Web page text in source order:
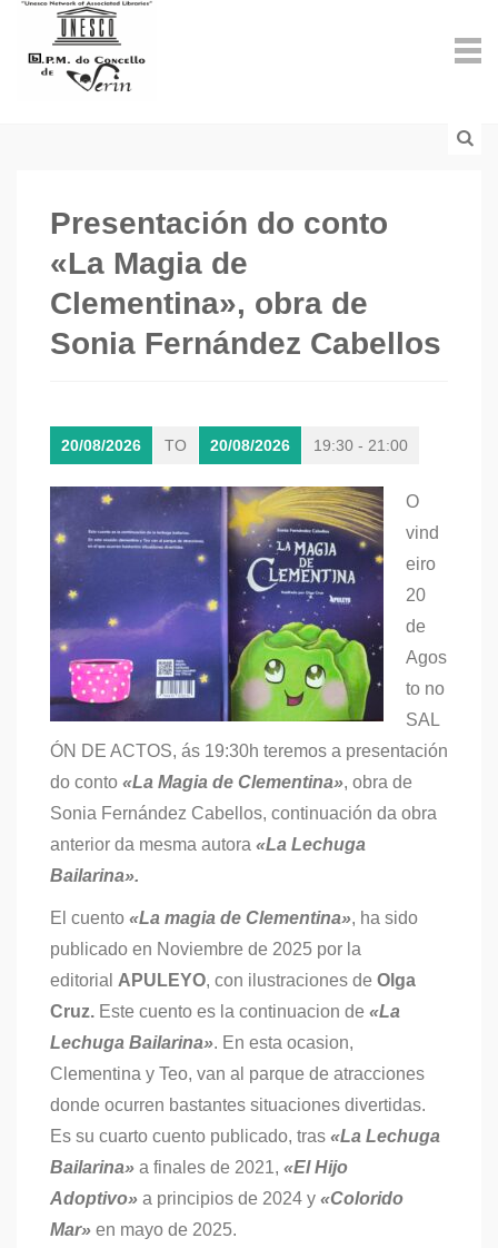
Presentación do conto
«La Magia de
Clementina», obra de
Sonia Fernández Cabellos
20/08/2026 TO 20/08/2026 19:30 - 21:00
O
vind
eiro
20
de
Agos
to no
SAL
ÓN DE ACTOS, ás 19:30h teremos a presentación
do conto «La Magia de Clementina», obra de
Sonia Fernández Cabellos, continuación da obra
anterior da mesma autora «La Lechuga
Bailarina».
El cuento «La magia de Clementina», ha sido
publicado en Noviembre de 2025 por la
editorial APULEYO, con ilustraciones de Olga
Cruz. Este cuento es la continuacion de «La
Lechuga Bailarina». En esta ocasion,
Clementina y Teo, van al parque de atracciones
donde ocurren bastantes situaciones divertidas.
Es su cuarto cuento publicado, tras «La Lechuga
Bailarina» a finales de 2021, «El Hijo
Adoptivo» a principios de 2024 y «Colorido
Mar» en mayo de 2025.